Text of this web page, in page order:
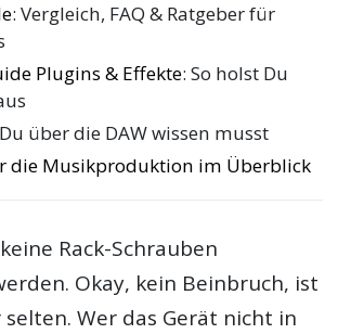
: Vergleich, FAQ & Ratgeber für
Plugins & Effekte: So holst Du
über die DAW wissen musst
die Musikproduktion im Überblick
Rack-Schrauben
Okay, kein Beinbruch, ist
Wer das Gerät nicht in